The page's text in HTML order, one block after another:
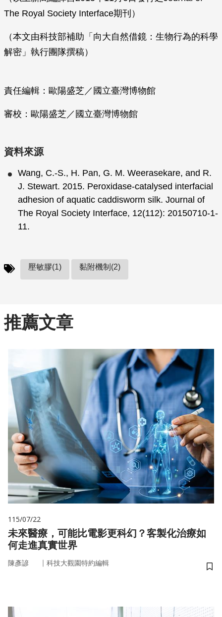
The Royal Society Interface期刊）
（本文由科技部補助「向大自然借鏡：生物行為的科學
解密」執行團隊撰稿）
責任編輯：歐陽盛芝／國立臺灣博物館
審校：歐陽盛芝／國立臺灣博物館
資料來源
Wang, C.-S., H. Pan, G. M. Weerasekare, and R.
J. Stewart. 2015. Peroxidase-catalysed interfacial
adhesion of aquatic caddisworm silk. Journal of
The Royal Society Interface, 12(112): 20150710-1-
11.
壓敏膠(1) 黏附機制(2)
推薦文章
115/07/22
未來醫療，可能比電影更科幻？客製化治療如
何走進真實世界
陳彥諺 ｜ 科技大觀園特約編輯
儲